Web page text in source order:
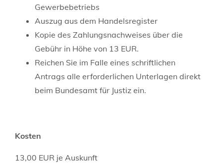
Gewerbebetriebs
Auszug aus dem Handelsregister
Kopie des Zahlungsnachweises über die
Gebühr in Höhe von 13 EUR.
Reichen Sie im Falle eines schriftlichen
Antrags alle erforderlichen Unterlagen direkt
beim Bundesamt für Justiz ein.
Kosten
13,00 EUR je Auskunft